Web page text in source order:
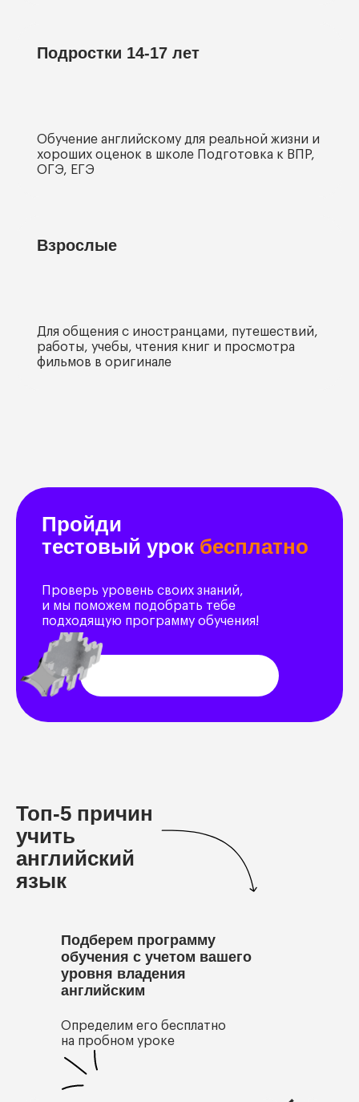
Подростки 14-17 лет
Обучение английскому для реальной жизни и
хороших оценок в школе Подготовка к ВПР,
ОГЭ, ЕГЭ
Взрослые
Для общения с иностранцами, путешествий,
работы, учебы, чтения книг и просмотра
фильмов в оригинале
Пройди
тестовый урок бесплатно
Проверь уровень своих знаний,
и мы поможем подобрать тебе
подходящую программу обучения!
Топ-5 причин
учить
английский
язык
Подберем программу
обучения с учетом вашего
уровня владения
английским
Определим его бесплатно
на пробном уроке